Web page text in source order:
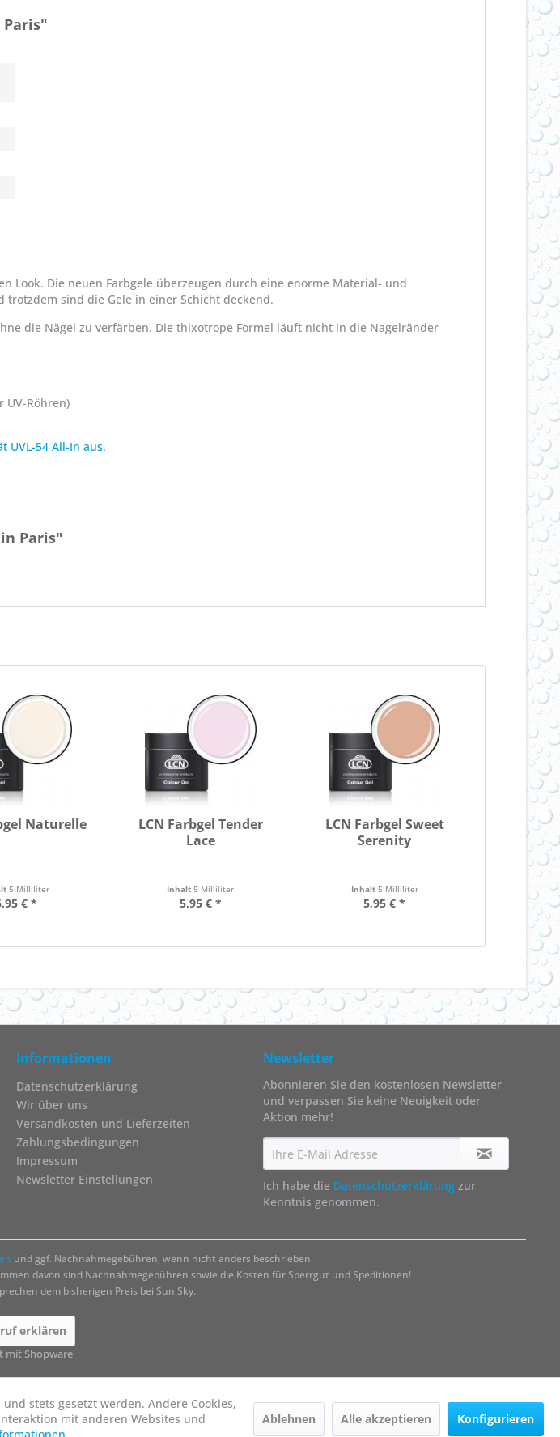
Look. Die neuen Farbgele überzeugen durch eine enorme Material- und
sind die Gele in einer Schicht deckend.
die Nägel zu verfärben. Die thixotrope Formel läuft nicht in die Nagelränder
UV-Röhren)
UVL-54 All-In aus.
Paris"
Naturelle
5 Milliliter
€ *
LCN Farbgel Tender
Lace
Inhalt5 Milliliter
5,95 € *
LCN Farbgel Sweet
Serenity
Inhalt 5 Milliliter
5,95 € *
Informationen
Datenschutzerklärung
Wir über uns
Versandkosten und Lieferzeiten
Zahlungsbedingungen
Impressum
Newsletter Einstellungen
Newsletter
Abonnieren Sie den kostenlosen Newsletter
und verpassen Sie keine Neuigkeit oder
Aktion mehr!
Ich habe die Datenschutzerklärung zur
Kenntnis genommen.
und ggf. Nachnahmegebühren, wenn nicht anders beschrieben.
davon sind Nachnahmegebühren sowie die Kosten für Sperrgut und Speditionen!
dem bisherigen Preis bei Sun Sky.
erklären
mit Shopware
stets gesetzt werden. Andere Cookies,
mit anderen Websites und
Ablehnen Alle akzeptieren Konfigurieren